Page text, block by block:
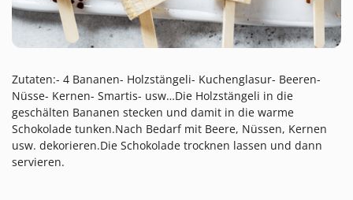
Zutaten:- 4 Bananen- Holzstängeli- Kuchenglasur- Beeren-
Nüsse- Kernen- Smartis- usw…Die Holzstängeli in die
geschälten Bananen stecken und damit in die warme
Schokolade tunken.Nach Bedarf mit Beere, Nüssen, Kernen
usw. dekorieren.Die Schokolade trocknen lassen und dann
servieren.